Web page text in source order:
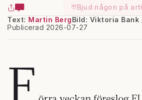
Bjud någon på
Text: Martin Berg
Publicerad 2026-07-27
Bild: Viktoria Bank
F